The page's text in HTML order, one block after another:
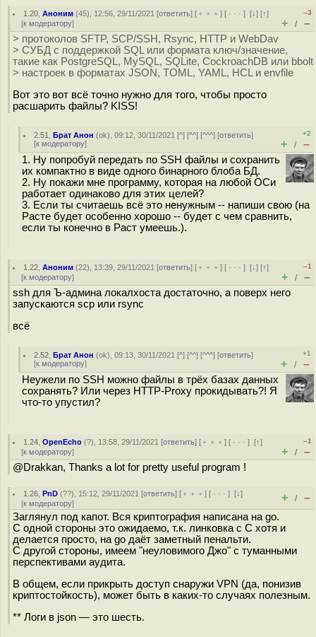
1.20 ,Аноним (45), 12:56, 29/11/2021 [ответить] [ ﹢﹢﹢] [ · · ·][↓] [↑]
[к модератору]
–3
+ / –
> протоколов SFTP, SCP/SSH, Rsync, HTTP и WebDav
> СУБД с поддержкой SQL или формата ключ/значение,
такие как PostgreSQL, MySQL, SQLite, CockroachDB или bbolt
> настроек в форматах JSON, TOML, YAML, HCL и envfile
Вот это вот всё точно нужно для того, чтобы просто
расшарить файлы? KISS!
2.51 ,Брат Анон (ok), 09:12, 30/11/2021 [^] [^^] [^^^] [ответить]
[к модератору]
+2
+ / –
1. Ну попробуй передать по SSH файлы и сохранить
их компактно в виде одного бинарного блоба БД.
2. Ну покажи мне программу, которая на любой ОСи
работает одинаково для этих целей?
3. Если ты считаешь всё это ненужным -- напиши свою (на
Расте будет особенно хорошо -- будет с чем сравнить,
если ты конечно в Раст умеешь.).
1.22 ,Аноним (22), 13:39, 29/11/2021 [ответить] [ ﹢﹢﹢] [ · · ·][↓] [↑]
[к модератору]
–1
+ / –
ssh для Ъ-админа локалхоста достаточно, а поверх него
запускаются scp или rsync
всё
2.52 ,Брат Анон (ok), 09:13, 30/11/2021 [^] [^^] [^^^] [ответить]
[к модератору]
+1
+ / –
Неужели по SSH можно файлы в трёх базах данных
сохранять? Или через HTTP-Proxy прокидывать?! Я
что-то упустил?
1.24 ,OpenEcho (?), 13:58, 29/11/2021 [ответить] [ ﹢﹢﹢] [ · · ·][↑]
[к модератору]
–1
+ / –
@Drakkan, Thanks a lot for pretty useful program !
1.26 ,PnD (??), 15:12, 29/11/2021 [ответить] [ ﹢﹢﹢] [ · · ·][↓]
[к модератору] + / –
Заглянул под капот. Вся криптография написана на go.
С одной стороны это ожидаемо, т.к. линковка с C хотя и
делается просто, на go даёт заметный пенальти.
С другой стороны, имеем "неуловимого Джо" с туманными
перспективами аудита.
В общем, если прикрыть доступ снаружи VPN (да, понизив
криптостойкость), может быть в каких-то случаях полезным.
** Логи в json — это шесть.